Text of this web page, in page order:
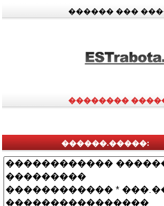
������ ���
��������
������.�����: